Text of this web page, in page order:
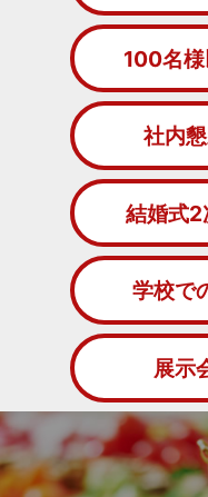
100名
社内
結婚式2
学校で
展示